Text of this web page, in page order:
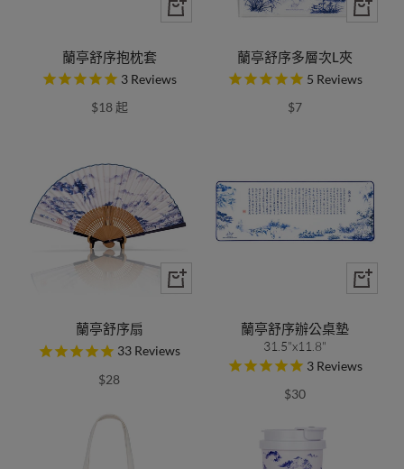
蘭亭舒序抱枕套
3 Reviews
$18 起
蘭亭舒序多層次L夾
5 Reviews
$7
蘭亭舒序扇
33 Reviews
$28
蘭亭舒序辦公桌墊
31.5"x11.8"
3 Reviews
$30